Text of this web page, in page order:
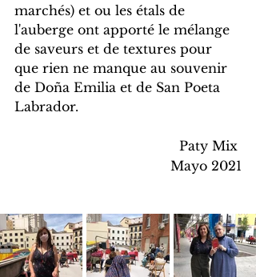
marchés) et ou les étals de
l'auberge ont apporté le mélange
de saveurs et de textures pour
que rien ne manque au souvenir
de Doña Emilia et de San Poeta
Labrador.
Paty Mix
Mayo 2021